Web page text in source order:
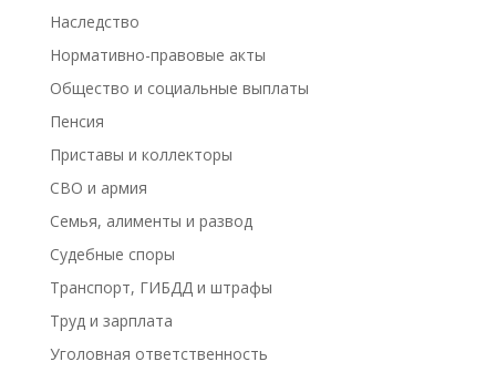
Наследство
Нормативно-правовые акты
Общество и социальные выплаты
Пенсия
Приставы и коллекторы
СВО и армия
Семья, алименты и развод
Судебные споры
Транспорт, ГИБДД и штрафы
Труд и зарплата
Уголовная ответственность